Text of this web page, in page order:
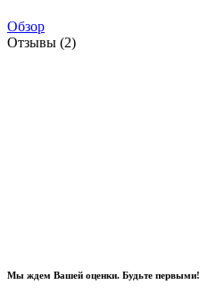
Обзор
Отзывы (2)
Мы ждем Вашей оценки. Будьте первыми!